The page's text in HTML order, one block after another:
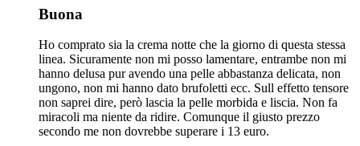
Buona
Ho comprato sia la crema notte che la giorno di questa stessa
linea. Sicuramente non mi posso lamentare, entrambe non mi
hanno delusa pur avendo una pelle abbastanza delicata, non
ungono, non mi hanno dato brufoletti ecc. Sull effetto tensore
non saprei dire, però lascia la pelle morbida e liscia. Non fa
miracoli ma niente da ridire. Comunque il giusto prezzo
secondo me non dovrebbe superare i 13 euro.